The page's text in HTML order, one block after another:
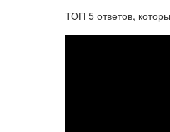
ТОП 5 ответов,